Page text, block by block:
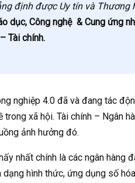
định được Uy tín và Thương
dục, Công nghệ & Cung ứng
Tài chính.
nghiệp 4.0 đã và đang tác
trong xã hội. Tài chính – Ngân
ảnh hưởng đó.
nhất chính là các ngân hàng
hình thức, ứng dụng số